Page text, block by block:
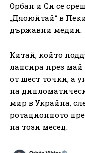
Орбан и Си се
„Дяоюйтай“ в
държавни медии.
Китай, който
лансира през
от шест точки, а
на
мир в Украйна,
ротационното
на този месец.